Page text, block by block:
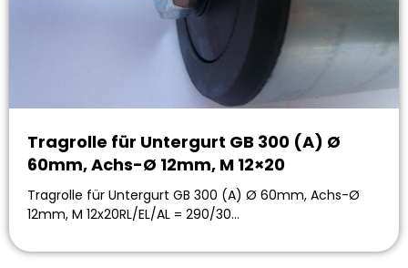
Tragrolle für Untergurt GB 300 (A) Ø
60mm, Achs-Ø 12mm, M 12×20
Tragrolle für Untergurt GB 300 (A) Ø 60mm, Achs-Ø
12mm, M 12x20RL/EL/AL = 290/30…